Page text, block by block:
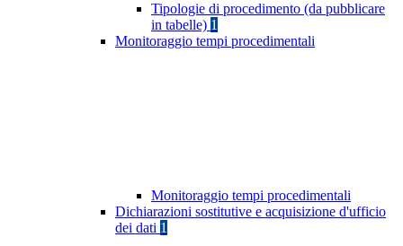
Tipologie di procedimento (da pubblicare
in tabelle) 1
Monitoraggio tempi procedimentali
Monitoraggio tempi procedimentali
Dichiarazioni sostitutive e acquisizione d'ufficio
dei dati 1